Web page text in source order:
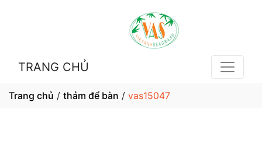
TRANG CHỦ
Trang chủ / thảm để bàn / vas15047